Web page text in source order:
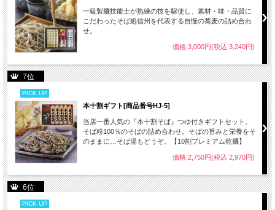
一級製麺技能士が熟練の技を駆使し、素材・味・品質に
こだわったそば処信州を代表する自慢の蕎麦の詰め合わ
せ。
価格:3,000円(税込 3,240円)
7位
PICK UP
本十割ギフト[商品番号HJ-5]
当店一番人気の『本十割そば』つゆ付きギフトセット。
そば粉100％のそばの詰め合わせ。そばの旨みと栄養をそ
のままに…そば湯もどうぞ。【10割プレミアム乾麺】
価格:2,750円(税込 2,970円)
6位
PICK UP